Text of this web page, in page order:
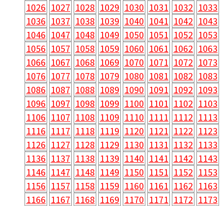
1026 1027 1028 1029 1030 1031 1032 1033
1036 1037 1038 1039 1040 1041 1042 1043
1046 1047 1048 1049 1050 1051 1052 1053
1056 1057 1058 1059 1060 1061 1062 1063
1066 1067 1068 1069 1070 1071 1072 1073
1076 1077 1078 1079 1080 1081 1082 1083
1086 1087 1088 1089 1090 1091 1092 1093
1096 1097 1098 1099 1100 1101 1102 1103
1106 1107 1108 1109 1110 1111 1112 1113
1116 1117 1118 1119 1120 1121 1122 1123
1126 1127 1128 1129 1130 1131 1132 1133
1136 1137 1138 1139 1140 1141 1142 1143
1146 1147 1148 1149 1150 1151 1152 1153
1156 1157 1158 1159 1160 1161 1162 1163
1166 1167 1168 1169 1170 1171 1172 1173